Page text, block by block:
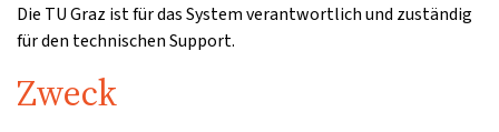
Die TU Graz ist für das System verantwortlich und zuständig
für den technischen Support.
Zweck